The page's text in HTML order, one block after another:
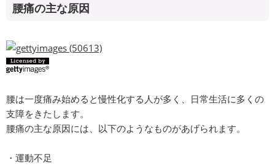
腰痛の主な原因
腰は一度痛み始めると慢性化する人が多く、日常生活に多くの
支障をきたします。
腰痛の主な原因には、以下のようなものがあげられます。
・運動不足